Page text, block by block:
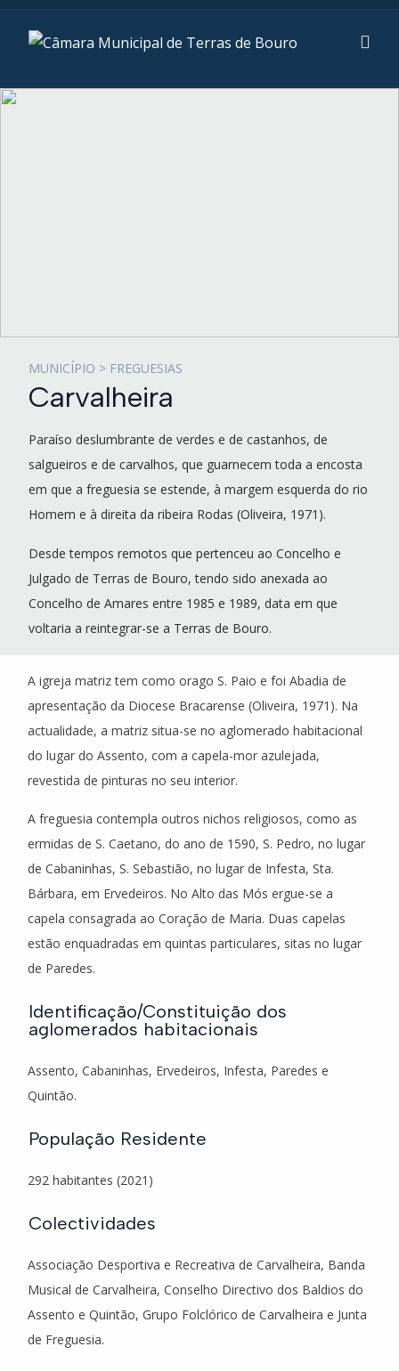
MUNICÍPIO > FREGUESIAS
Carvalheira
Paraíso deslumbrante de verdes e de castanhos, de
salgueiros e de carvalhos, que guarnecem toda a encosta
em que a freguesia se estende, à margem esquerda do rio
Homem e à direita da ribeira Rodas (Oliveira, 1971).
Desde tempos remotos que pertenceu ao Concelho e
Julgado de Terras de Bouro, tendo sido anexada ao
Concelho de Amares entre 1985 e 1989, data em que
voltaria a reintegrar-se a Terras de Bouro.
A igreja matriz tem como orago S. Paio e foi Abadia de
apresentação da Diocese Bracarense (Oliveira, 1971). Na
actualidade, a matriz situa-se no aglomerado habitacional
do lugar do Assento, com a capela-mor azulejada,
revestida de pinturas no seu interior.
A freguesia contempla outros nichos religiosos, como as
ermidas de S. Caetano, do ano de 1590, S. Pedro, no lugar
de Cabaninhas, S. Sebastião, no lugar de Infesta, Sta.
Bárbara, em Ervedeiros. No Alto das Mós ergue-se a
capela consagrada ao Coração de Maria. Duas capelas
estão enquadradas em quintas particulares, sitas no lugar
de Paredes.
Identificação/Constituição dos
aglomerados habitacionais
Assento, Cabaninhas, Ervedeiros, Infesta, Paredes e
Quintão.
População Residente
292 habitantes (2021)
Colectividades
Associação Desportiva e Recreativa de Carvalheira, Banda
Musical de Carvalheira, Conselho Directivo dos Baldios do
Assento e Quintão, Grupo Folclórico de Carvalheira e Junta
de Freguesia.